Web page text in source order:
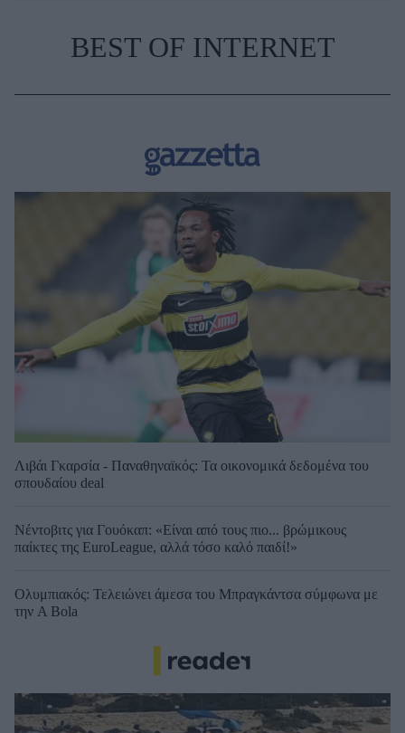
BEST OF INTERNET
Λιβάι Γκαρσία - Παναθηναϊκός: Τα οικονομικά δεδομένα του
σπουδαίου deal
Νέντοβιτς για Γουόκαπ: «Είναι από τους πιο... βρώμικους
παίκτες της EuroLeague, αλλά τόσο καλό παιδί!»
Ολυμπιακός: Τελειώνει άμεσα του Μπραγκάντσα σύμφωνα με
την A Bola